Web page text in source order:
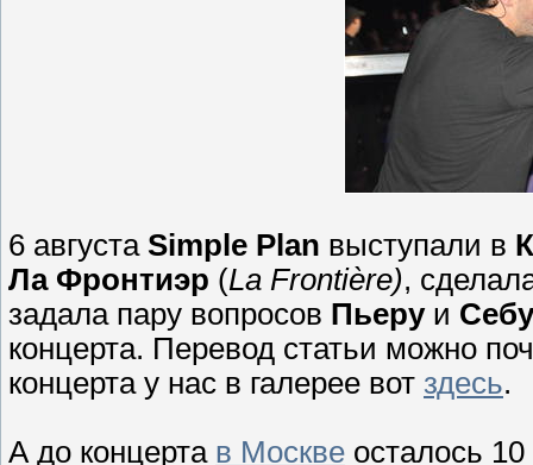
6 августа Simple Plan выступали в
Ла Фронтиэр (La Frontière),
задала пару вопросов Пьеруи Себу
концерта. Перевод статьи можно
концерта у нас в галерее вот здесь.
А до концерта в Москве осталось